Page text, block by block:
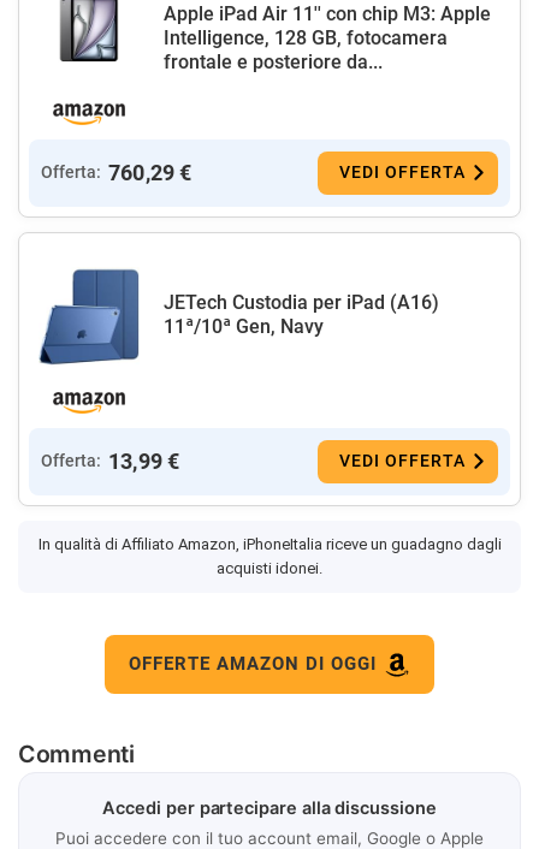
Apple iPad Air 11'' con chip M3: Apple
Intelligence, 128 GB, fotocamera
frontale e posteriore da...
Offerta: 760,29 € VEDI OFFERTA
JETech Custodia per iPad (A16)
11ª/10ª Gen, Navy
Offerta: 13,99 € VEDI OFFERTA
In qualità di Affiliato Amazon, iPhoneItalia riceve un guadagno dagli
acquisti idonei.
OFFERTE AMAZON DI OGGI
Commenti
Accedi per partecipare alla discussione
Puoi accedere con il tuo account email, Google o Apple